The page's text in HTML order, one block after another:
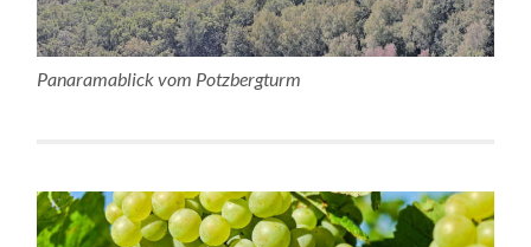
Panaramablick vom Potzbergturm